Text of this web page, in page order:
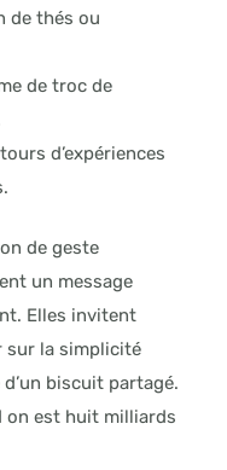
de thés ou
de troc de
d’expériences
de geste
un message
Elles invitent
sur la simplicité
biscuit partagé.
on est huit milliards